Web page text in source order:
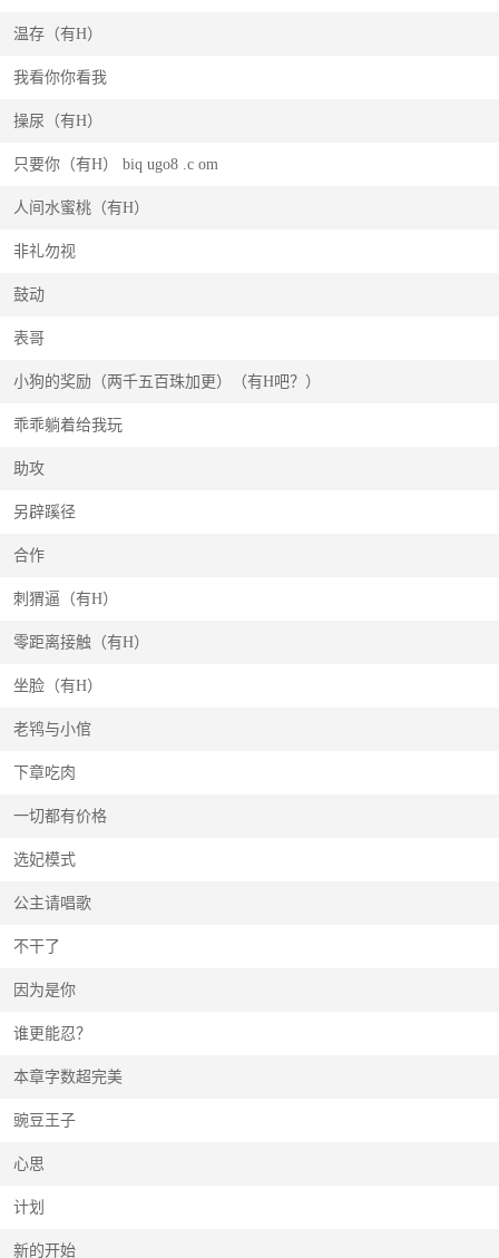
新的开始
计划
心思
豌豆王子
本章字数超完美
谁更能忍？
因为是你
不干了
公主请唱歌
选妃模式
一切都有价格
下章吃肉
老鸨与小倌
坐脸（有H）
零距离接触（有H）
刺猬逼（有H）
合作
另辟蹊径
助攻
乖乖躺着给我玩
小狗的奖励（两千五百珠加更）（有H吧？）
表哥
鼓动
非礼勿视
人间水蜜桃（有H）
只要你（有H） biq ugo8 .c om
操尿（有H）
我看你你看我
温存（有H）